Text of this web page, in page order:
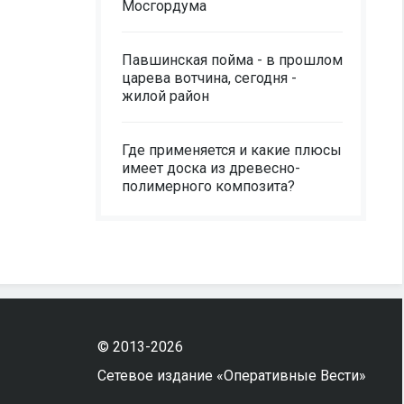
Мосгордума
Павшинская пойма - в прошлом
царева вотчина, сегодня -
жилой район
Где применяется и какие плюсы
имеет доска из древесно-
полимерного композита?
© 2013-2026
Сетевое издание «Оперативные Вести»